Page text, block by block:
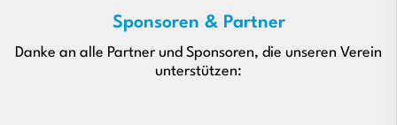
Sponsoren & Partner
Danke an alle Partner und Sponsoren, die unseren Verein
unterstützen: